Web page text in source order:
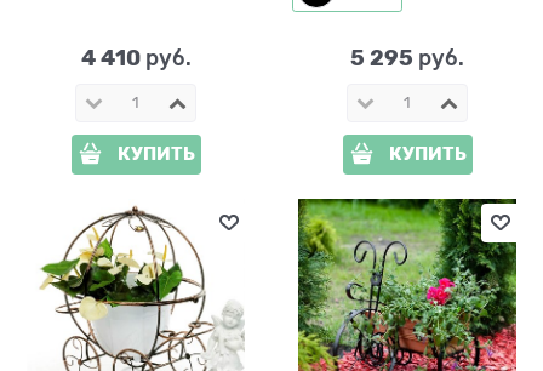
4 410 руб.
КУПИТЬ
5 295 руб.
КУПИТЬ